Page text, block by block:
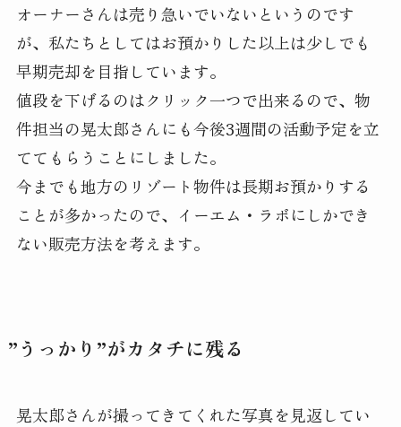
オーナーさんは売り急いでいないというのです
が、私たちとしてはお預かりした以上は少しでも
早期売却を目指しています。
値段を下げるのはクリック一つで出来るので、物
件担当の晃太郎さんにも今後3週間の活動予定を立
ててもらうことにしました。
今までも地方のリゾート物件は長期お預かりする
ことが多かったので、イーエム・ラボにしかでき
ない販売方法を考えます。
”うっかり”がカタチに残る
晃太郎さんが撮ってきてくれた写真を見返してい